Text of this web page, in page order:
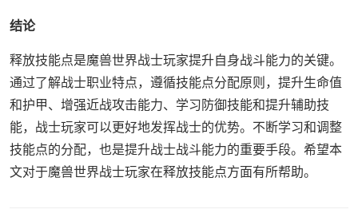
结论
释放技能点是魔兽世界战士玩家提升自身战斗能力的关键。
通过了解战士职业特点，遵循技能点分配原则，提升生命值
和护甲、增强近战攻击能力、学习防御技能和提升辅助技
能，战士玩家可以更好地发挥战士的优势。不断学习和调整
技能点的分配，也是提升战士战斗能力的重要手段。希望本
文对于魔兽世界战士玩家在释放技能点方面有所帮助。